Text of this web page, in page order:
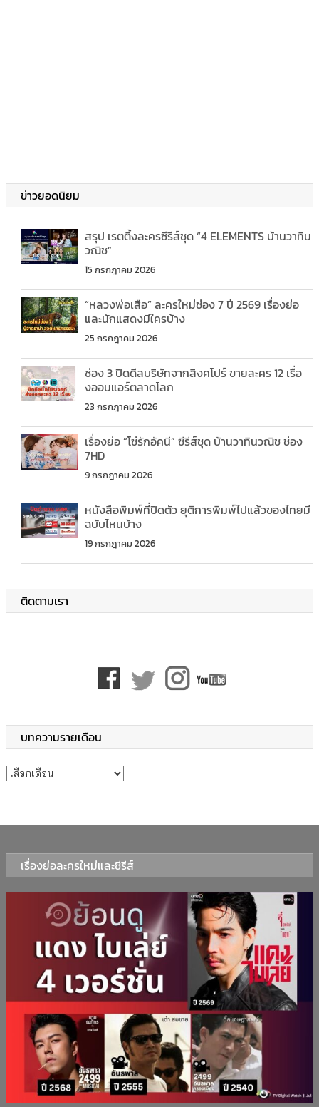
ข่าวยอดนิยม
สรุป เรตติ้งละครซีรีส์ชุด “4 ELEMENTS บ้านวาทิน
วณิช”
15 กรกฎาคม 2026
“หลวงพ่อเสือ” ละครใหม่ช่อง 7 ปี 2569 เรื่องย่อ
และนักแสดงมีใครบ้าง
25 กรกฎาคม 2026
ช่อง 3 ปิดดีลบริษัทจากสิงคโปร์ ขายละคร 12 เรื่อ
งออนแอร์ตลาดโลก
23 กรกฎาคม 2026
เรื่องย่อ “โซ่รักอัคนี” ซีรีส์ชุด บ้านวาทินวณิช ช่อง
7HD
9 กรกฎาคม 2026
หนังสือพิมพ์ที่ปิดตัว ยุติการพิมพ์ไปแล้วของไทยมี
ฉบับไหนบ้าง
19 กรกฎาคม 2026
ติดตามเรา
บทความรายเดือน
บทความรายเดือน
เรื่องย่อละครใหม่และซีรีส์